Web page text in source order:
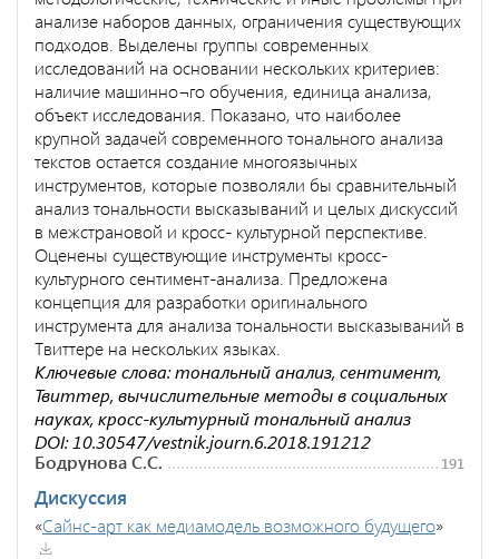
анализе наборов данных, ограничения существующих
подходов. Выделены группы современных
исследований на основании нескольких критериев:
наличие машинно¬го обучения, единица анализа,
объект исследования. Показано, что наиболее
крупной задачей современного тонального анализа
текстов остается создание многоязычных
инструментов, которые позволяли бы сравнительный
анализ тональности высказываний и целых дискуссий
в межстрановой и кросс- культурной перспективе.
Оценены существующие инструменты кросс-
культурного сентимент-анализа. Предложена
концепция для разработки оригинального
инструмента для анализа тональности высказываний в
Твиттере на нескольких языках.
Ключевые слова: тональный анализ, сентимент,
Твиттер, вычислительные методы в социальных
науках, кросс-культурный тональный анализ
DOI: 10.30547/vestnik.journ.6.2018.191212
Бодрунова С.С.
191
Дискуссия
«Сайнс-арт как медиамодель возможного будущего»